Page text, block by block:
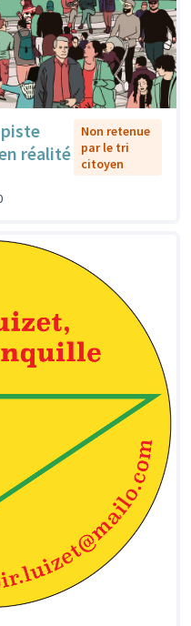
réalité
Non retenue
par le tri
citoyen